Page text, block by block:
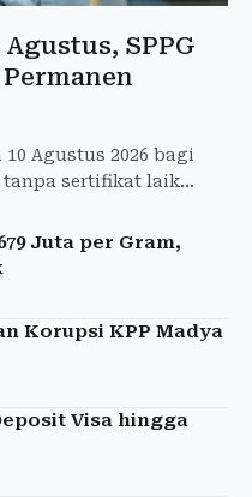
SPPG
Agustus 2026 bagi
tanpa sertifikat laik
Juta per Gram,
Korupsi KPP Madya
Visa hingga